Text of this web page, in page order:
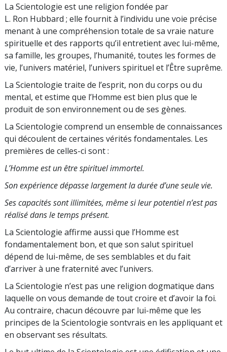
La Scientologie est une religion fondée par
L. Ron Hubbard ; elle fournit à l’individu une voie précise
menant à une compréhension totale de sa vraie nature
spirituelle et des rapports qu’il entretient avec lui-même,
sa famille, les groupes, l’humanité, toutes les formes de
vie, l’univers matériel, l’univers spirituel et l’Être suprême.
La Scientologie traite de l’esprit, non du corps ou du
mental, et estime que l’Homme est bien plus que le
produit de son environnement ou de ses gènes.
La Scientologie comprend un ensemble de connaissances
qui découlent de certaines vérités fondamentales. Les
premières de celles-ci sont :
L’Homme est un être spirituel immortel.
Son expérience dépasse largement la durée d’une seule vie.
Ses capacités sont illimitées, même si leur po­tentiel n’est pas
réalisé dans le temps présent.
La Scientologie affirme aussi que l’Homme est
fondamentalement bon, et que son salut spirituel
dépend de lui-même, de ses semblables et du fait
d’arriver à une fraternité avec l’univers.
La Scientologie n’est pas une religion dogmatique dans
laquelle on vous demande de tout croire et d’avoir la foi.
Au contraire, chacun découvre par lui-même que les
principes de la Scientologie sontvrais en les appliquant et
en observant ses résultats.